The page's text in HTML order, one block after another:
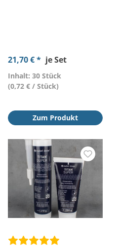
21,70 € * je Set
Inhalt: 30 Stück
(0,72 € / Stück)
Zum Produkt